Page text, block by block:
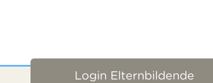
Login Elternbildende